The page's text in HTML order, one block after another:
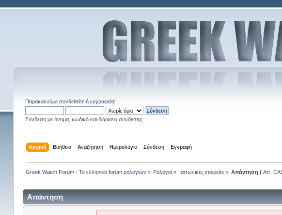
Παρακαλούμε συνδεθείτεή εγγραφείτε.
Σύνδεση με όνομα, κωδικό και διάρκεια σύνδεσης
Αρχική Βοήθεια Αναζήτηση Ημερολόγιο Σύνδεση Εγγραφή
Greek Watch Forum - Το ελληνικό forum ρολογιών » Ρολόγια » Ιαπωνικές εταιρείες» Απάντηση (Απ:
Απάντηση